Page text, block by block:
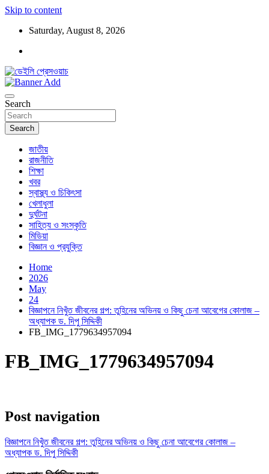
Skip to content
Saturday, August 8, 2026
ডেইলি প্রেসওয়াচ
Search
Search
জাতীয়
রাজনীতি
শিক্ষা
খবর
স্বাস্থ্য ও চিকিৎসা
খেলাধুলা
দুর্ঘটনা
সাহিত্য ও সংস্কৃতি
মিডিয়া
বিজ্ঞান ও প্রযুক্তি
Home
2026
May
24
বিজ্ঞাপনে নিখুঁত জীবনের গল্প: তুহিনের অভিনয় ও কিছু চেনা আবেগের কোলাজ –
অধ্যাপক ড. দিপু সিদ্দিকী
FB_IMG_1779634957094
FB_IMG_1779634957094
Post navigation
বিজ্ঞাপনে নিখুঁত জীবনের গল্প: তুহিনের অভিনয় ও কিছু চেনা আবেগের কোলাজ –
অধ্যাপক ড. দিপু সিদ্দিকী